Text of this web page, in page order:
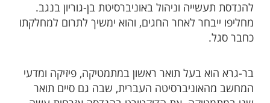
להנדסת תעשייה וניהול באוניברסיטת בן-גוריון בנגב.
מחליפו ייבחר לאחר החגים, והוא ימשיך לתרום למחלקתו
כחבר סגל.
​בר-גרא הוא בעל תואר ראשון במתמטיקה, פיזיקה ומדעי
המחשב מהאוניברסיטה העברית, שבה גם סיים תואר